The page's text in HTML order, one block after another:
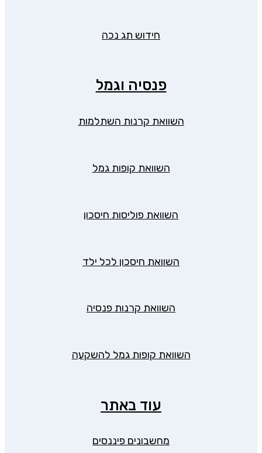
חידוש תג נכה
פנסיה וגמל
השוואת קרנות השתלמות
השוואת קופות גמל
השוואת פוליסות חיסכון
השוואת חיסכון לכל ילד
השוואת קרנות פנסיה
השוואת קופות גמל להשקעה
עוד באתר
מחשבונים פיננסים